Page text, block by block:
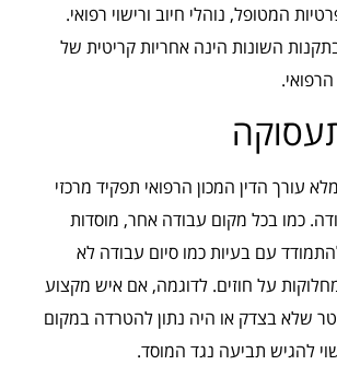
המטופל, נוהלי חיוב ורישוי רפואי.
השונות הינה אחריות קריטית של
עורך הדין המכון הרפואי תפקיד מרכזי
כמו בכל מקום עבודה אחר, מוסדות
עם בעיות כמו סיום עבודה לא
על חוזים. לדוגמה, אם איש מקצוע
שלא בצדק או היה נתון להטרדה במקום
להגיש תביעה נגד המוסד.